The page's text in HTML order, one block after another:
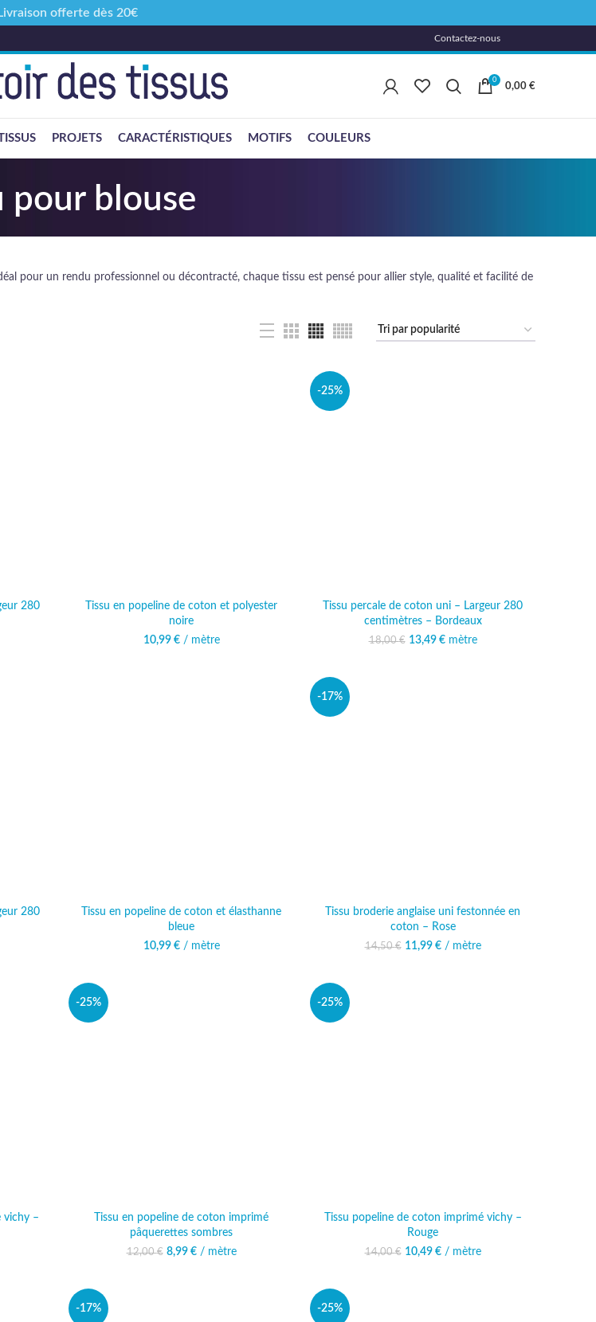
Contactez-nous
0
0,00 €
PROJETS CARACTÉRISTIQUES MOTIFS COULEURS
pour blouse
pour un rendu professionnel ou décontracté, chaque tissu est pensé pour allier style, qualité et facilité de
280
était :est :
Tissu en popeline de coton et polyester
noire
10,99 €/ mètre
-25%
Tissu percale de coton uni – Largeur 280
centimètres – Bordeaux
18,00€
Le prix initial était :
13,49 € Le prix actuel est :
mètre
280
était :est :
Tissu en popeline de coton et élasthanne
bleue
10,99 €/ mètre
-17%
Tissu broderie anglaise uni festonnée en
coton – Rose
14,50€
Le prix initial était :
11,99 € Le prix actuel est :
/ mètre
vichy –
:est :
-25%
Tissu en popeline de coton imprimé
pâquerettes sombres
12,00€
Le prix initial était :
8,99 € Le prix actuel est :
/ mètre
-25%
Tissu popeline de coton imprimé vichy –
Rouge
14,00€
Le prix initial était :
10,49 € Le prix actuel est :
/ mètre
-17% -25%
offerte dès 20€